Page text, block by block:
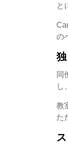
と
の
同
し
教
た